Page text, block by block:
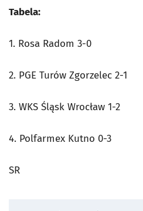
Tabela:
1. Rosa Radom 3-0
2. PGE Turów Zgorzelec 2-1
3. WKS Śląsk Wrocław 1-2
4. Polfarmex Kutno 0-3
SR